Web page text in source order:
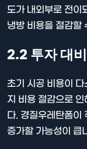
도가 내외부로 전이
냉방 비용을 절감할
2.2 투자 대
초기 시공 비용이
지 비용 절감으로
다. 경질우레탄폼이
증가할 가능성이 큽